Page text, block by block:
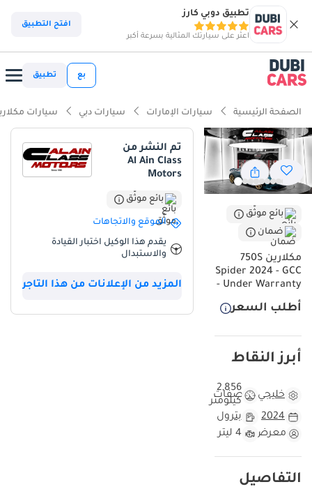
تطبيق دوبي كارز
اعثر على سيارتك المثالية بسرعة أكبر
افتح التطبيق
بع تطبيق
الصفحة الرئيسية سيارات الإمارات سيارات دبي سيارات
بائع موثّق
ضمان
مكلارين 750S
Spider 2024 - GCC
- Under Warranty
أطلب السعر
أبرز النقاط
خليجي مواصفات
2,856
كيلومتر
2024
بترول
معرض
4 ليتر
التفاصيل
تم النشر من
Al Ain Class
Motors
بائع موثّق
الموقع والاتجاهات
يقدم هذا الوكيل اختبار القيادة
والاستبدال
المزيد من الإعلانات من هذا التاجر